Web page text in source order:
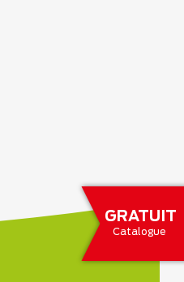
GRATUIT
Catalogue